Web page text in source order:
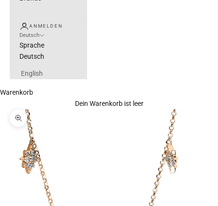
ANMELDEN
Deutsch
Sprache
Deutsch
English
Warenkorb
Dein Warenkorb ist leer
Bild vergrößern